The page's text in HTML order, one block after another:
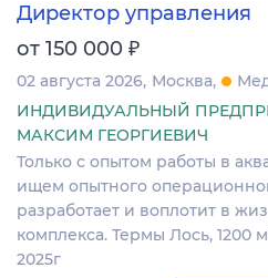
Директор управления
от 150 000 ₽
02 августа 2026 Москва
ИНДИВИДУАЛЬНЫЙ
МАКСИМ ГЕОРГИЕВИЧ
Только с опытом работы в
ищем опытного
разработает и воплотит в
комплекса. Термы Лось, 1200
2025г